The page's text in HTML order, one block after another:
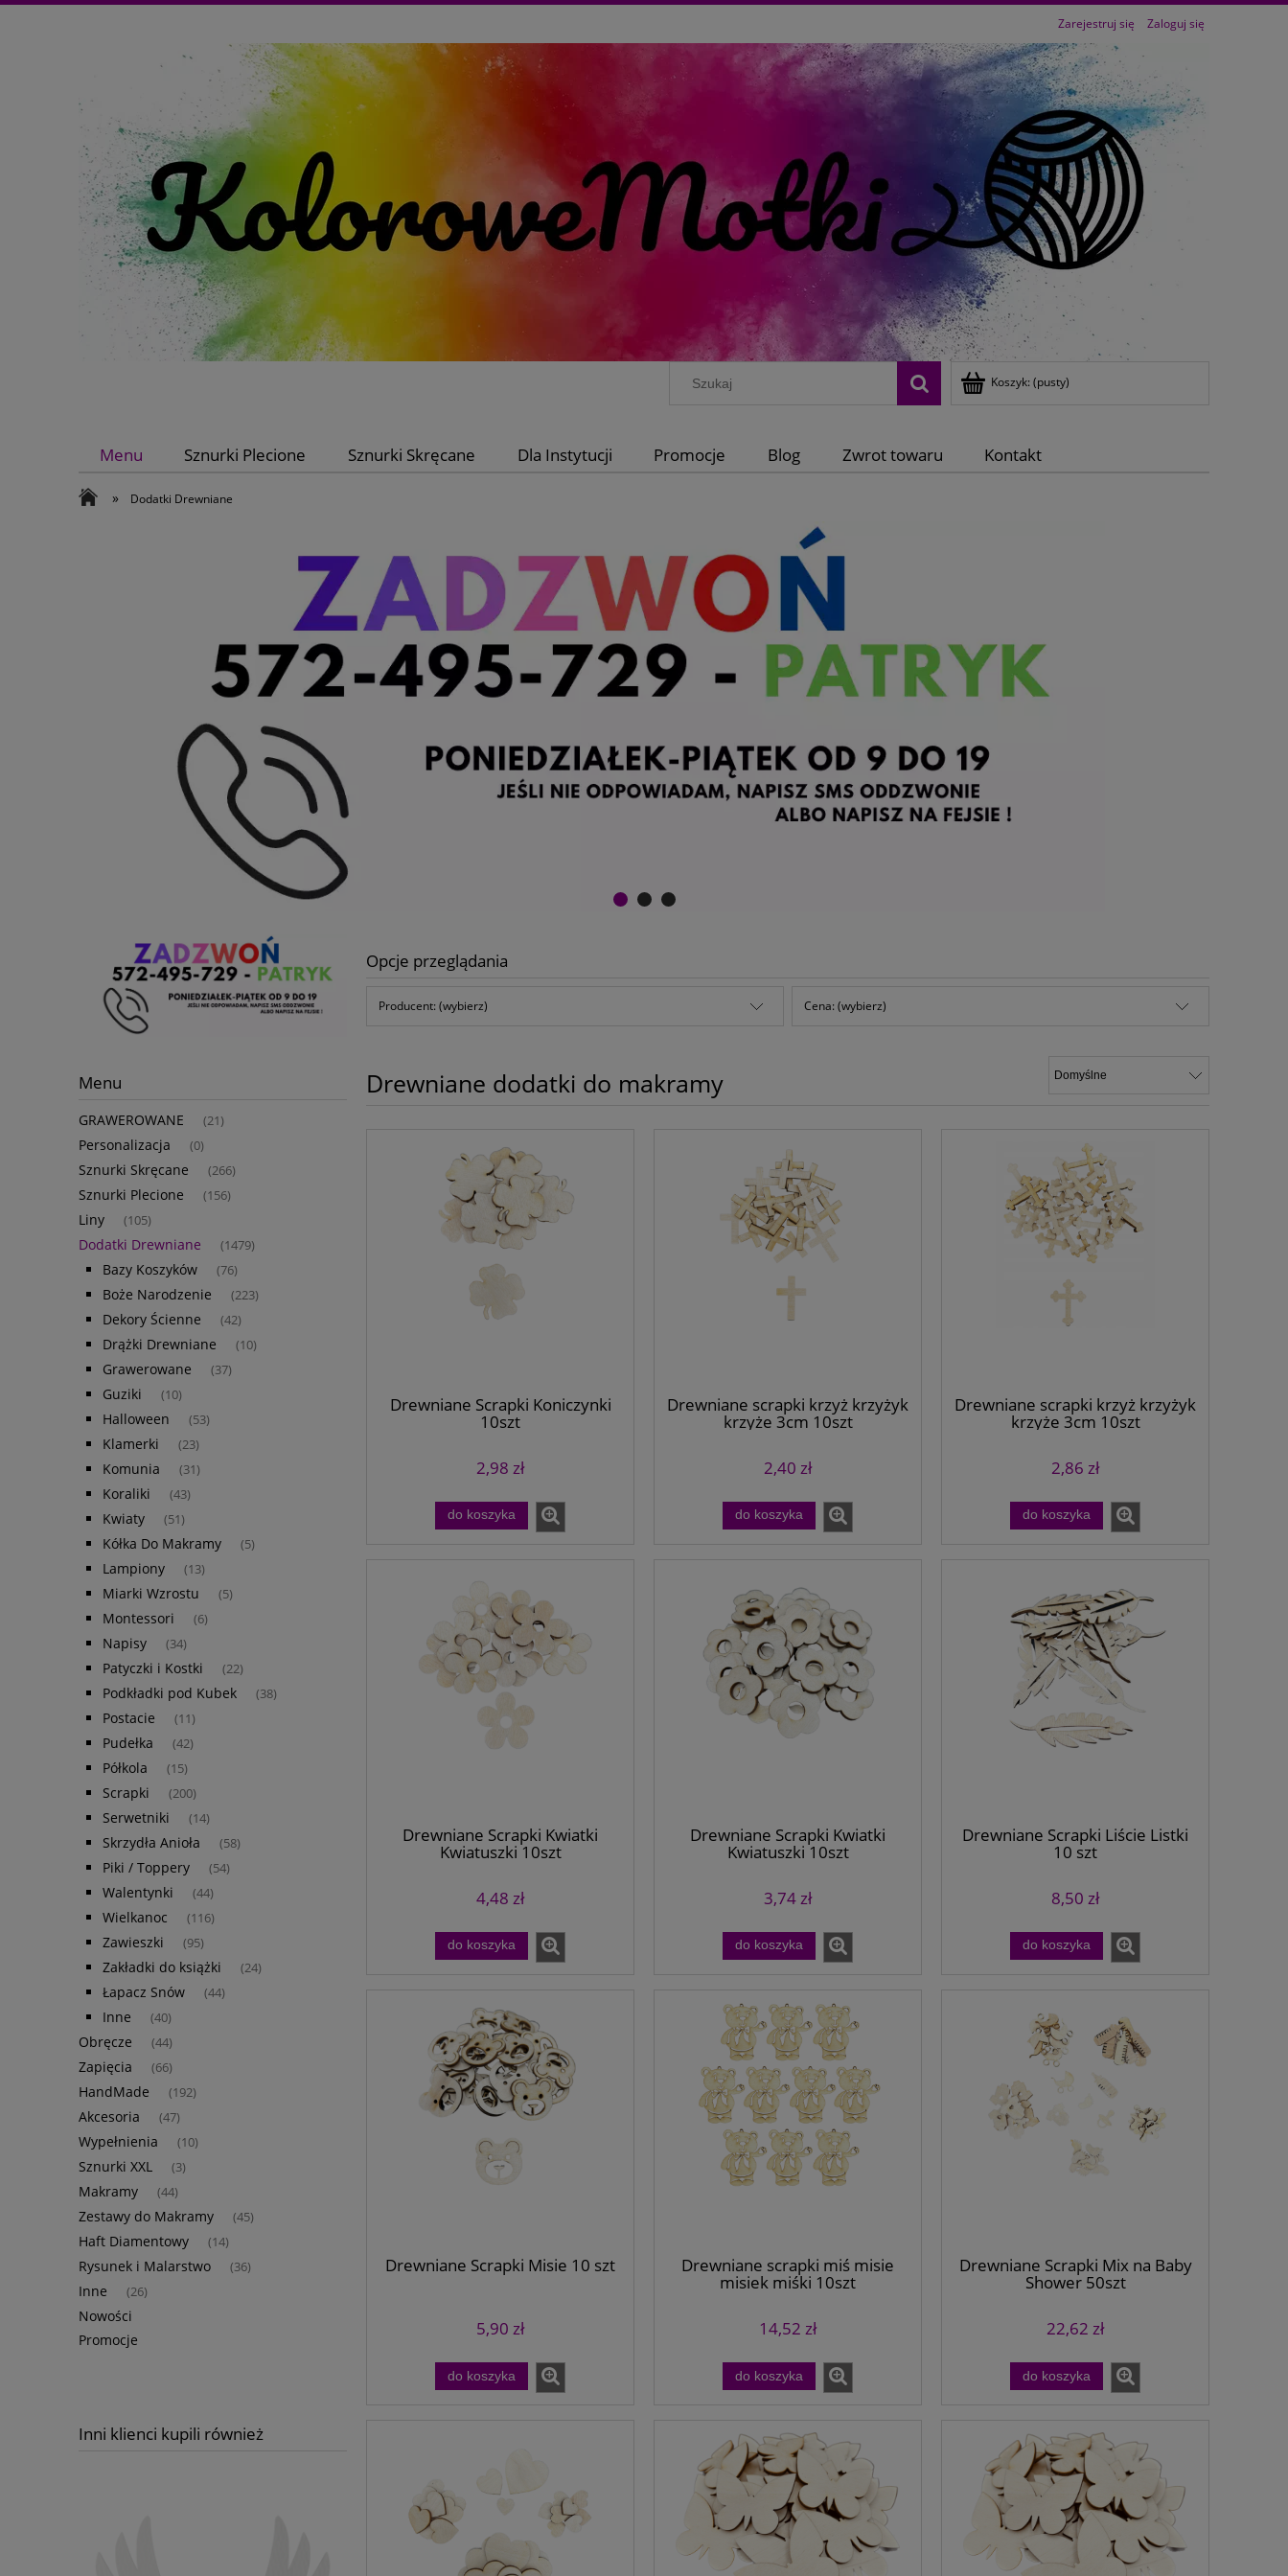
Zarejestruj się Zaloguj się
Koszyk: (pusty)
Menu Sznurki Plecione Sznurki Skręcane Dla Instytucji Promocje Blog Zwrot towaru Kontakt
» Dodatki Drewniane
Menu
GRAWEROWANE (21)
Personalizacja (0)
Sznurki Skręcane (266)
Sznurki Plecione (156)
Liny (105)
Dodatki Drewniane (1479)
Bazy Koszyków (76)
Boże Narodzenie (223)
Dekory Ścienne (42)
Drążki Drewniane (10)
Grawerowane (37)
Guziki (10)
Halloween (53)
Klamerki (23)
Komunia (31)
Koraliki (43)
Kwiaty (51)
Kółka Do Makramy (5)
Lampiony (13)
Miarki Wzrostu (5)
Montessori (6)
Napisy (34)
Patyczki i Kostki (22)
Podkładki pod Kubek (38)
Postacie (11)
Pudełka (42)
Półkola (15)
Scrapki (200)
Serwetniki (14)
Skrzydła Anioła (58)
Piki / Toppery (54)
Walentynki (44)
Wielkanoc (116)
Zawieszki (95)
Zakładki do książki (24)
Łapacz Snów (44)
Inne (40)
Obręcze (44)
Zapięcia (66)
HandMade (192)
Akcesoria (47)
Wypełnienia (10)
Sznurki XXL (3)
Makramy (44)
Zestawy do Makramy (45)
Haft Diamentowy (14)
Rysunek i Malarstwo (36)
Inne (26)
Nowości
Promocje
Inni klienci kupili również
Opcje przeglądania
Producent: (wybierz) Cena: (wybierz)
Drewniane dodatki do makramy
Drewniane Scrapki Koniczynki
10szt
2,98 zł
do koszyka
Drewniane scrapki krzyż krzyżyk
krzyże 3cm 10szt
2,40 zł
do koszyka
Drewniane scrapki krzyż krzyżyk
krzyże 3cm 10szt
2,86 zł
do koszyka
Drewniane Scrapki Kwiatki
Kwiatuszki 10szt
4,48 zł
do koszyka
Drewniane Scrapki Kwiatki
Kwiatuszki 10szt
3,74 zł
do koszyka
Drewniane Scrapki Liście Listki
10 szt
8,50 zł
do koszyka
Drewniane Scrapki Misie 10 szt
5,90 zł
do koszyka
Drewniane scrapki miś misie
misiek miśki 10szt
14,52 zł
do koszyka
Drewniane Scrapki Mix na Baby
Shower 50szt
22,62 zł
do koszyka